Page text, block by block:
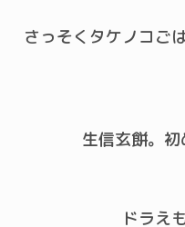
さっそくタケノコご
生信玄餅。
ドラえ